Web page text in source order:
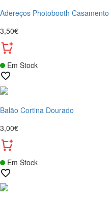
Adereços Photobooth
3,50€
Em Stock
Balão Cortina Dourado
3,00€
Em Stock